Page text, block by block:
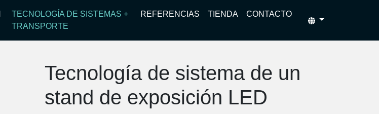
TECNOLOGÍA DE SISTEMAS +
TRANSPORTE
REFERENCIAS TIENDA CONTACTO
Tecnología de sistema de un
stand de exposición LED